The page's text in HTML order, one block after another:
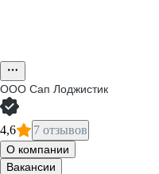
ООО Сап Лоджистик
4,6 7 отзывов
О компании
Вакансии